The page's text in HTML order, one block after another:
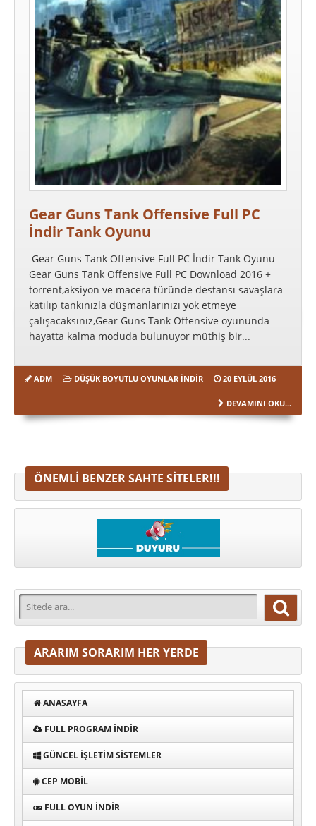
Gear Guns Tank Offensive Full PC
İndir Tank Oyunu
Gear Guns Tank Offensive Full PC İndir Tank Oyunu
Gear Guns Tank Offensive Full PC Download 2016 +
torrent,aksiyon ve macera türünde destansı savaşlara
katılıp tankınızla düşmanlarınızı yok etmeye
çalışacaksınız,Gear Guns Tank Offensive oyununda
hayatta kalma moduda bulunuyor müthiş bir...
ADM DÜŞÜK BOYUTLU OYUNLAR İNDIR 20 EYLÜL 2016
DEVAMINI OKU...
ÖNEMLI BENZER SAHTE SITELER!!!
ARARIM SORARIM HER YERDE
ANASAYFA
FULL PROGRAM INDIR
GÜNCEL İŞLETIM SISTEMLER
CEP MOBIL
FULL OYUN İNDIR